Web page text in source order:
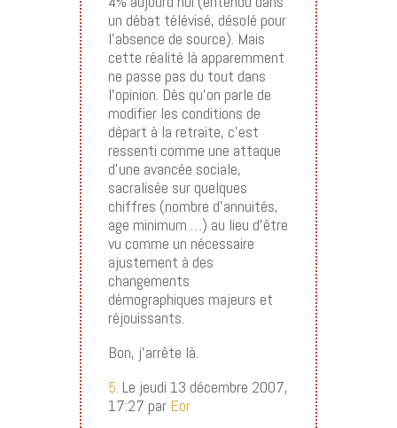
un débat télévisé, désolé pour
l’absence de source). Mais
cette réalité là apparemment
ne passe pas du tout dans
l’opinion. Dès qu’on parle de
modifier les conditions de
départ à la retraite, c’est
ressenti comme une attaque
d’une avancée sociale,
sacralisée sur quelques
chiffres (nombre d’annuités,
age minimum …) au lieu d’être
vu comme un nécessaire
ajustement à des
changements
démographiques majeurs et
réjouissants.
Bon, j’arrête là.
5. Le jeudi 13 décembre 2007,
17:27 par Eor